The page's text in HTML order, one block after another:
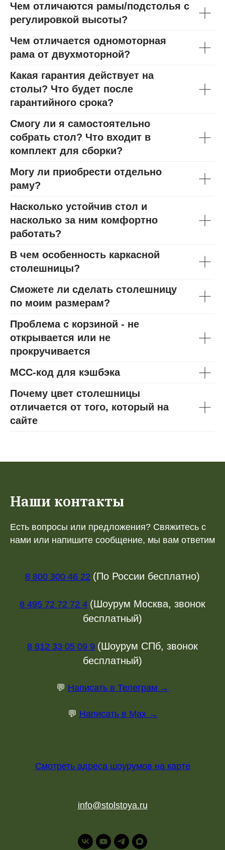
Чем отличаются рамы/подстолья с
регулировкой высоты?
Чем отличается одномоторная
рама от двухмоторной?
Какая гарантия действует на
столы? Что будет после
гарантийного срока?
Смогу ли я самостоятельно
собрать стол? Что входит в
комплект для сборки?
Могу ли приобрести отдельно
раму?
Насколько устойчив стол и
насколько за ним комфортно
работать?
В чем особенность каркасной
столешницы?
Сможете ли сделать столешницу
по моим размерам?
Проблема с корзиной - не
открывается или не
прокручивается
МСС-код для кэшбэка
Почему цвет столешницы
отличается от того, который на
сайте
Наши контакты
Есть вопросы или предложения? Свяжитесь с
нами или напишите сообщение, мы вам ответим
8 800 300 46 22 (По России бесплатно)
8 495 72 72 72 4 (Шоурум Москва, звонок
бесплатный)
8 812 33 05 09 9 (Шоурум СПб, звонок
бесплатный)
💬 Написать в Телеграм →
💬 Написать в Max →
Смотреть адреса шоурумов на карте
info@stolstoya.ru